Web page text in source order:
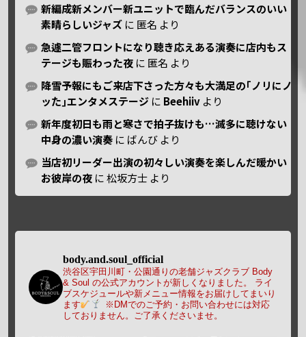
新編成新メンバー新ユニットで臨んだバランスのいい
素晴らしいジャズ に 匿名 より
急遽二管フロントになり聴き応えある演奏に店内もス
テージも賑わった夜 に 匿名 より
降雪予報にもご来店下さった方々も大満足の｢ノリにノ
ッた｣エンタメステージ に Beehiiv より
新年度初日も雨と寒さで拍子抜けも…滅多に聴けない
中身の濃い演奏 に ばんび より
当店初リーダー出演の初々しい演奏を楽しんだ暖かい
お彼岸の夜 に松坂方士 より
body.and.soul_official
渋谷区宇田川町・公園通りの老舗ジャズクラブ Body
& Soul の公式アカウントが新しくなりました。
ライ
ブスケジュールや新メニュー情報をお届けしてまいり
ます
※DMでのご予約・お問い合わせには対応
しておりません。ご了承くださいませ。